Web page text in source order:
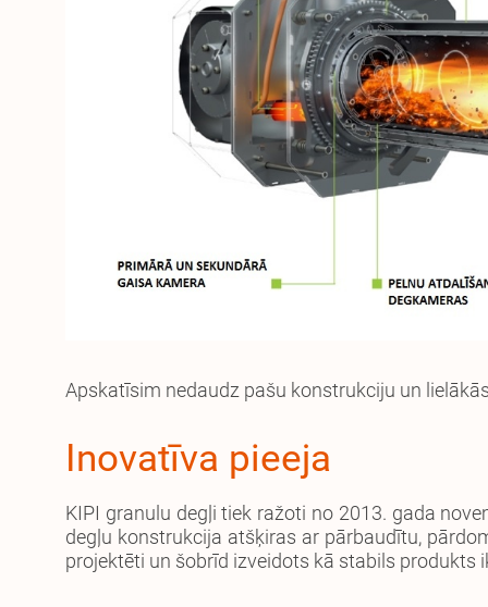
Apskatīsim nedaudz pašu konstrukciju un
Inovatīva pieeja
KIPI granulu degļi tiek ražoti no 2013. gada
degļu konstrukcija atšķiras ar pārbaudītu,
projektēti un šobrīd izveidots kā stabils produkts